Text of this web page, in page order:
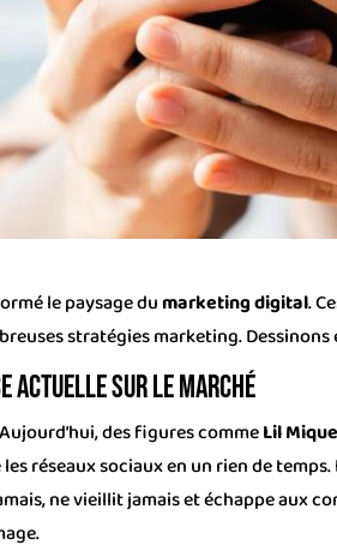
le paysage dumarketing digital.
stratégies marketing.
actuelle sur le marché
des figures commeLil
réseaux sociaux en un rien de
ne vieillit jamais et échappe aux